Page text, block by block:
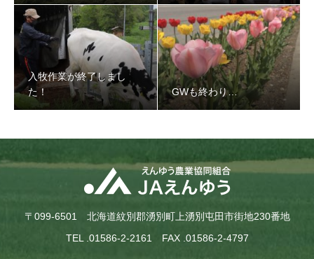
入牧作業が終了しまし
た！
GWも終わり…
〒099-6501 北海道紋別郡湧別町上湧別屯田市街地230番地
TEL .01586-2-2161 FAX .01586-2-4797